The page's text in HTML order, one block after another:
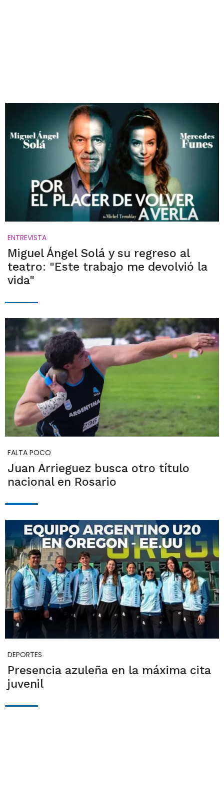
ENTREVISTA
Miguel Ángel Solá y su regreso al
teatro: "Este trabajo me devolvió la
vida"
FALTA POCO
Juan Arrieguez busca otro título
nacional en Rosario
DEPORTES
Presencia azuleña en la máxima cita
juvenil